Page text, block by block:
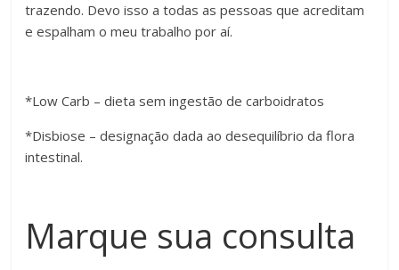
trazendo. Devo isso a todas as pessoas que acreditam
e espalham o meu trabalho por aí.
*Low Carb – dieta sem ingestão de carboidratos
*Disbiose – designação dada ao desequilíbrio da flora
intestinal.
Marque sua consulta